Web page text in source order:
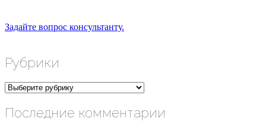
Задайте вопрос консультанту.
Рубрики
Рубрики
Последние комментарии